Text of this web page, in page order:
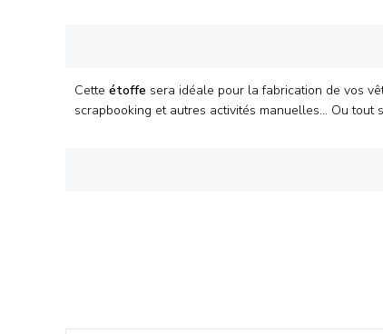
Cette étoffe sera idéale pour la fabrication de vos
scrapbooking et autres activités manuelles... Ou